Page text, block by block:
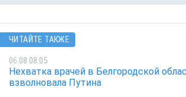
ЧИТАЙТЕ ТАКЖЕ
06.08 08:05
Нехватка врачей в Белгородской
взволновала Путина